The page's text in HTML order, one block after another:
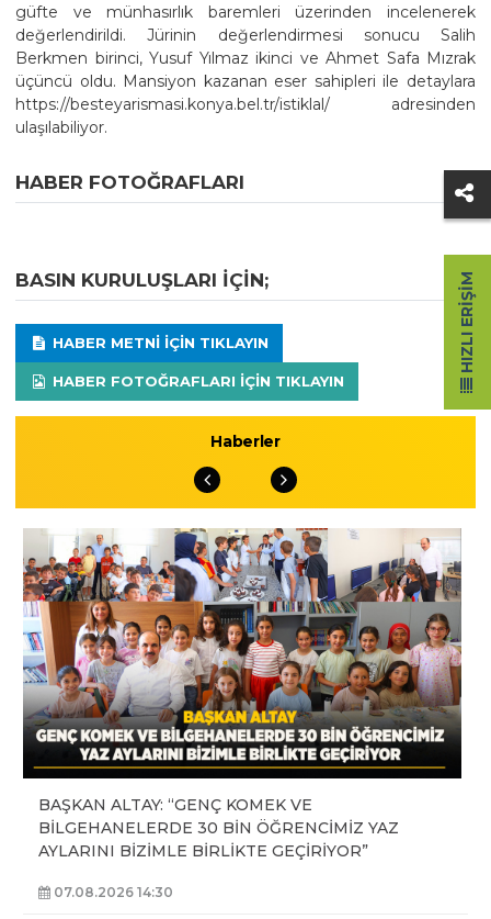
güfte ve münhasırlık baremleri üzerinden incelenerek
değerlendirildi. Jürinin değerlendirmesi sonucu Salih
Berkmen birinci, Yusuf Yılmaz ikinci ve Ahmet Safa Mızrak
üçüncü oldu. Mansiyon kazanan eser sahipleri ile detaylara
https://besteyarismasi.konya.bel.tr/istiklal/ adresinden
ulaşılabiliyor.
HABER FOTOĞRAFLARI
BASIN KURULUŞLARI IÇIN;
HABER METNI IÇIN TIKLAYIN
HABER FOTOĞRAFLARI IÇIN TIKLAYIN
Haberler
BAŞKAN ALTAY: “GENÇ KOMEK VE
BİLGEHANELERDE 30 BİN ÖĞRENCİMİZ YAZ
AYLARINI BİZİMLE BİRLİKTE GEÇİRİYOR”
07.08.2026 14:30
HIZLI ERIŞIM